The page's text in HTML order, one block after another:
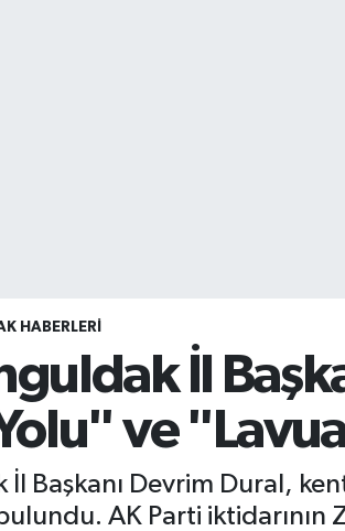
HABERLERI
İl
ve
Başkanı Devrim Dural,
AK Parti